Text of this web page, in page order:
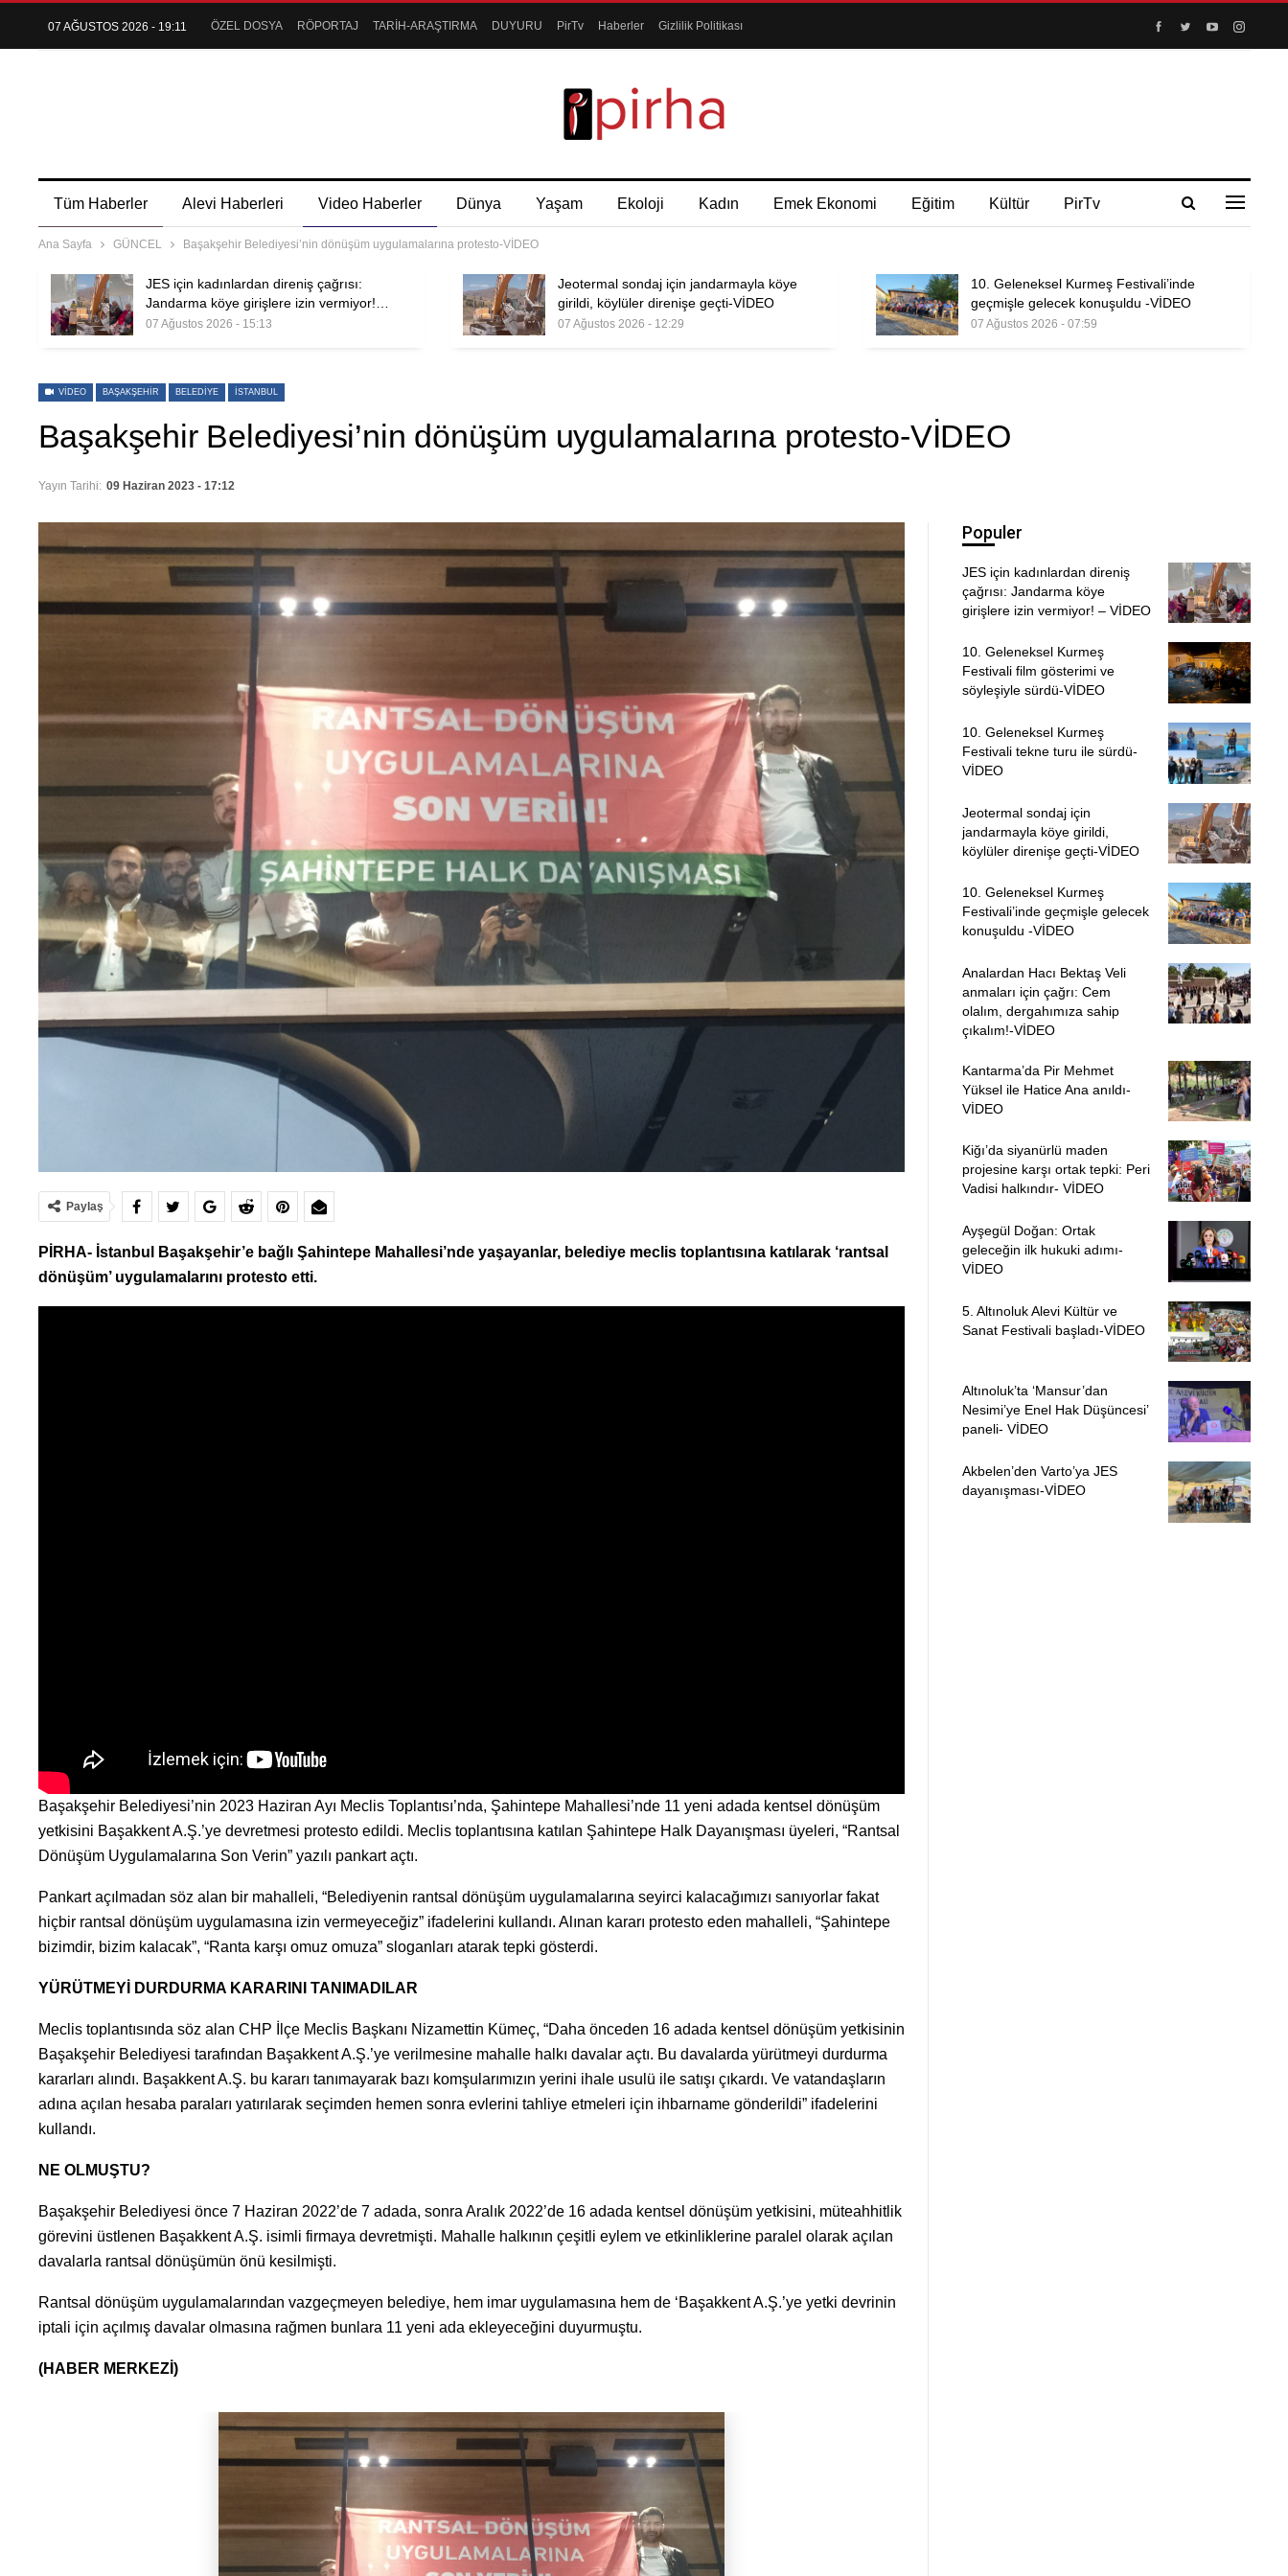
07 AĞUSTOS 2026 - 19:11 ÖZEL DOSYA RÖPORTAJ TARİH-ARAŞTIRMA DUYURU PirTv Haberler Gizlilik Politikası
Tüm Haberler Alevi Haberleri Video Haberler Dünya Yaşam Ekoloji Kadın Emek Ekonomi Eğitim Kültür PirTv
Ana Sayfa GÜNCEL Başakşehir Belediyesi’nin dönüşüm uygulamalarına protesto-VİDEO
JES için kadınlardan direniş çağrısı:
Jandarma köye girişlere izin vermiyor!…
07 Ağustos 2026 - 15:13
Jeotermal sondaj için jandarmayla köye
girildi, köylüler direnişe geçti-VİDEO
07 Ağustos 2026 - 12:29
10. Geleneksel Kurmeş Festivali’inde
geçmişle gelecek konuşuldu -VİDEO
07 Ağustos 2026 - 07:59
VIDEO BAŞAKŞEHIR BELEDIYE İSTANBUL
Başakşehir Belediyesi’nin dönüşüm uygulamalarına protesto-VİDEO
Yayın Tarihi: 09 Haziran 2023 - 17:12
Paylaş
PİRHA- İstanbul Başakşehir’e bağlı Şahintepe Mahallesi’nde yaşayanlar, belediye meclis toplantısına katılarak ‘rantsal
dönüşüm’ uygulamalarını protesto etti.
Başakşehir Belediyesi’nin 2023 Haziran Ayı Meclis Toplantısı’nda, Şahintepe Mahallesi’nde 11 yeni adada kentsel dönüşüm
yetkisini Başakkent A.Ş.’ye devretmesi protesto edildi. Meclis toplantısına katılan Şahintepe Halk Dayanışması üyeleri, “Rantsal
Dönüşüm Uygulamalarına Son Verin” yazılı pankart açtı.
Pankart açılmadan söz alan bir mahalleli, “Belediyenin rantsal dönüşüm uygulamalarına seyirci kalacağımızı sanıyorlar fakat
hiçbir rantsal dönüşüm uygulamasına izin vermeyeceğiz” ifadelerini kullandı. Alınan kararı protesto eden mahalleli, “Şahintepe
bizimdir, bizim kalacak”, “Ranta karşı omuz omuza” sloganları atarak tepki gösterdi.
YÜRÜTMEYİ DURDURMA KARARINI TANIMADILAR
Meclis toplantısında söz alan CHP İlçe Meclis Başkanı Nizamettin Kümeç, “Daha önceden 16 adada kentsel dönüşüm yetkisinin
Başakşehir Belediyesi tarafından Başakkent A.Ş.’ye verilmesine mahalle halkı davalar açtı. Bu davalarda yürütmeyi durdurma
kararları alındı. Başakkent A.Ş. bu kararı tanımayarak bazı komşularımızın yerini ihale usulü ile satışı çıkardı. Ve vatandaşların
adına açılan hesaba paraları yatırılarak seçimden hemen sonra evlerini tahliye etmeleri için ihbarname gönderildi” ifadelerini
kullandı.
NE OLMUŞTU?
Başakşehir Belediyesi önce 7 Haziran 2022’de 7 adada, sonra Aralık 2022’de 16 adada kentsel dönüşüm yetkisini, müteahhitlik
görevini üstlenen Başakkent A.Ş. isimli firmaya devretmişti. Mahalle halkının çeşitli eylem ve etkinliklerine paralel olarak açılan
davalarla rantsal dönüşümün önü kesilmişti.
Rantsal dönüşüm uygulamalarından vazgeçmeyen belediye, hem imar uygulamasına hem de ‘Başakkent A.Ş.’ye yetki devrinin
iptali için açılmış davalar olmasına rağmen bunlara 11 yeni ada ekleyeceğini duyurmuştu.
(HABER MERKEZİ)
Populer
JES için kadınlardan direniş
çağrısı: Jandarma köye
girişlere izin vermiyor! – VİDEO
10. Geleneksel Kurmeş
Festivali film gösterimi ve
söyleşiyle sürdü-VİDEO
10. Geleneksel Kurmeş
Festivali tekne turu ile sürdü-
VİDEO
Jeotermal sondaj için
jandarmayla köye girildi,
köylüler direnişe geçti-VİDEO
10. Geleneksel Kurmeş
Festivali’inde geçmişle gelecek
konuşuldu -VİDEO
Analardan Hacı Bektaş Veli
anmaları için çağrı: Cem
olalım, dergahımıza sahip
çıkalım!-VİDEO
Kantarma’da Pir Mehmet
Yüksel ile Hatice Ana anıldı-
VİDEO
Kiğı’da siyanürlü maden
projesine karşı ortak tepki: Peri
Vadisi halkındır- VİDEO
Ayşegül Doğan: Ortak
geleceğin ilk hukuki adımı-
VİDEO
5. Altınoluk Alevi Kültür ve
Sanat Festivali başladı-VİDEO
Altınoluk’ta ‘Mansur’dan
Nesimi’ye Enel Hak Düşüncesi’
paneli- VİDEO
Akbelen’den Varto’ya JES
dayanışması-VİDEO